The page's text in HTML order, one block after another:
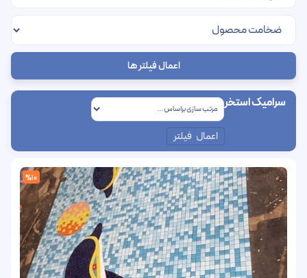
اعمال فیلتر ها
سرامیک استخر
اعمال فیلتر
%10